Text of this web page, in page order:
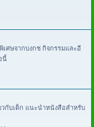
ศษจากบงกช กิจกรรมและอี
นี้
กับเด็ก แนะนำหนังสือสำหรับ